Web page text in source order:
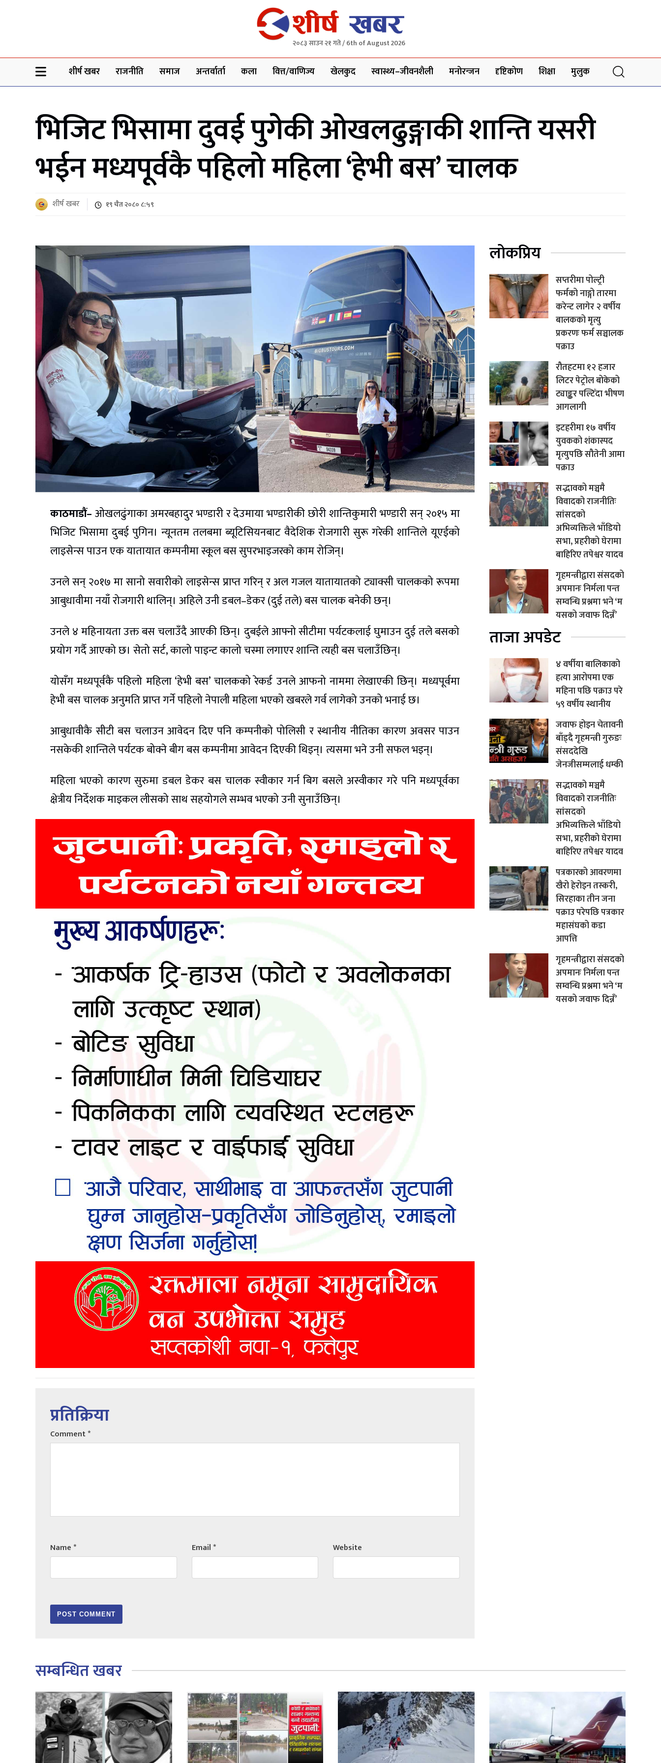
२०८३ साउन २१ गते / 6th of August 2026
शीर्ष खबर राजनीति समाज अन्तर्वार्ता कला वित्त/वाणिज्य खेलकुद स्वास्थ्य–जीवनशैली मनोरन्जन दृष्टिकोण शिक्षा मुलुक
भिजिट भिसामा दुवई पुगेकी ओखलढुङ्गाकी शान्ति यसरी
भईन मध्यपूर्वकै पहिलो महिला ‘हेभी बस’ चालक
शीर्ष खबर १९ चैत २०८० ८:५९
काठमाडौं–ओखलढुंगाका अमरबहादुर भण्डारी र देउमाया भण्डारीकी छोरी शान्तिकुमारी भण्डारी सन् २०१५ मा
भिजिट भिसामा दुबई पुगिन। न्यूनतम तलबमा ब्यूटिसियनबाट वैदेशिक रोजगारी सुरू गरेकी शान्तिले यूएईको
लाइसेन्स पाउन एक यातायात कम्पनीमा स्कूल बस सुपरभाइजरको काम रोजिन्।
उनले सन् २०१७ मा सानो सवारीको लाइसेन्स प्राप्त गरिन् र अल गजल यातायातको ट्याक्सी चालकको रूपमा
आबुधावीमा नयाँ रोजगारी थालिन्। अहिले उनी डबल–डेकर (दुई तले) बस चालक बनेकी छन्।
उनले ४ महिनायता उक्त बस चलाउँदै आएकी छिन्। दुबईले आफ्नो सीटीमा पर्यटकलाई घुमाउन दुई तले बसको
प्रयोग गर्दै आएको छ। सेतो सर्ट, कालो पाइन्ट कालो चस्मा लगाएर शान्ति त्यही बस चलाउँछिन्।
योसँग मध्यपूर्वकै पहिलो महिला ‘हेभी बस’ चालकको रेकर्ड उनले आफनो नाममा लेखाएकी छिन्। मध्यपूर्वमा
हेभी बस चालक अनुमति प्राप्त गर्ने पहिलो नेपाली महिला भएको खबरले गर्व लागेको उनको भनाई छ।
आबुधावीकै सीटी बस चलाउन आवेदन दिए पनि कम्पनीको पोलिसी र स्थानीय नीतिका कारण अवसर पाउन
नसकेकी शान्तिले पर्यटक बोक्ने बीग बस कम्पनीमा आवेदन दिएकी थिइन्। त्यसमा भने उनी सफल भइन्।
महिला भएको कारण सुरुमा डबल डेकर बस चालक स्वीकार गर्न बिग बसले अस्वीकार गरे पनि मध्यपूर्वका
क्षेत्रीय निर्देशक माइकल लीसको साथ सहयोगले सम्भव भएको उनी सुनाउँछिन्।
प्रतिक्रिया
Comment*
Name* Email* Website
लोकप्रिय
सप्तरीमा पोल्ट्री
फर्मको नाङ्गो तारमा
करेन्ट लागेर २ वर्षीय
बालकको मृत्यु
प्रकरणः फर्म सञ्चालक
पक्राउ
रौतहटमा १२ हजार
लिटर पेट्रोल बोकेको
ट्याङ्कर पल्टिँदा भीषण
आगलागी
इटहरीमा १७ वर्षीय
युवकको शंकास्पद
मृत्युपछि सौतेनी आमा
पक्राउ
सद्भावको मञ्चमै
विवादको राजनीतिः
सांसदको
अभिव्यक्तिले भाँडियो
सभा, प्रहरीको घेरामा
बाहिरिए तपेश्वर यादव
गृहमन्त्रीद्वारा संसदको
अपमानः निर्मला पन्त
सम्वन्धि प्रश्नमा भने ‘म
यसको जवाफ दिन्नँ’
ताजा अपडेट
४ वर्षीया बालिकाको
हत्या आरोपमा एक
महिना पछि पक्राउ परे
५९ वर्षीय स्थानीय
जवाफ होइन चेतावनी
बाँड्दै गृहमन्त्री गुरुङः
संसददेखि
जेनजीसम्मलाई धम्की
सद्भावको मञ्चमै
विवादको राजनीतिः
सांसदको
अभिव्यक्तिले भाँडियो
सभा, प्रहरीको घेरामा
बाहिरिए तपेश्वर यादव
पत्रकारको आवरणमा
खैरो हेरोइन तस्करी,
सिरहाका तीन जना
पक्राउ परेपछि पत्रकार
महासंघको कडा
आपत्ति
गृहमन्त्रीद्वारा संसदको
अपमानः निर्मला पन्त
सम्वन्धि प्रश्नमा भने ‘म
यसको जवाफ दिन्नँ’
सम्बन्धित खबर